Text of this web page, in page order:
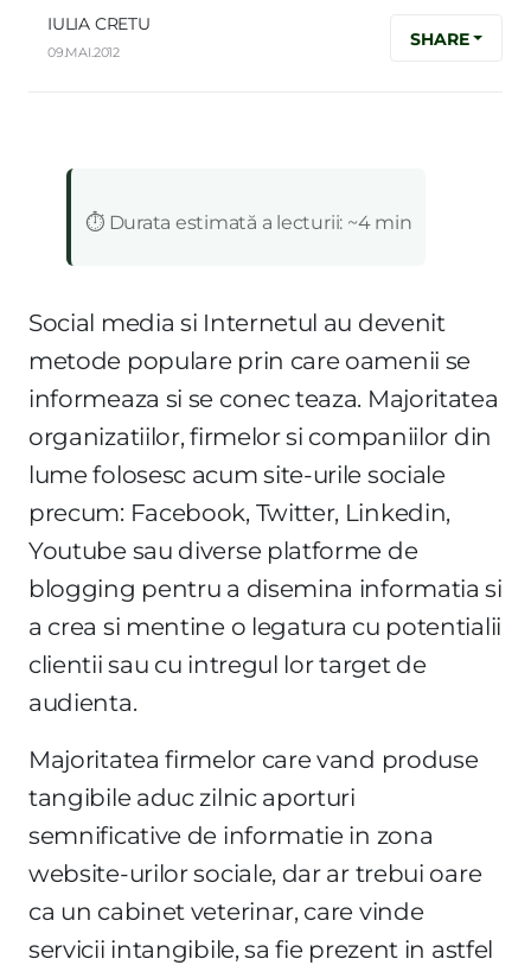
IULIA CRETU
09.MAI.2012
SHARE
⏱️ Durata estimată a lecturii: ~4 min
Social media si Internetul au devenit
metode populare prin care oamenii se
informeaza si se conec teaza. Majoritatea
organizatiilor, firmelor si companiilor din
lume folosesc acum site-urile sociale
precum: Facebook, Twitter, Linkedin,
Youtube sau diverse platforme de
blogging pentru a disemina informatia si
a crea si mentine o legatura cu potentialii
clientii sau cu intregul lor target de
audienta.
Majoritatea firmelor care vand produse
tangibile aduc zilnic aporturi
semnificative de informatie in zona
website-urilor sociale, dar ar trebui oare
ca un cabinet veterinar, care vinde
servicii intangibile, sa fie prezent in astfel